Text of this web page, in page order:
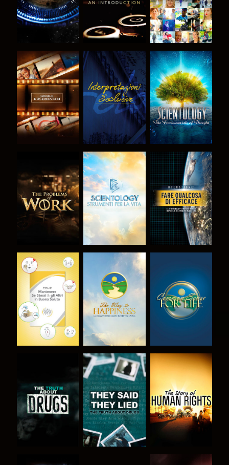
ESPLORA LE
GUARDA
ESPLORA LE
SERIE
ESPLORA LE
SERIE
ESPLORA LE
SERIE
GUARDA
GUARDA GUARDA GUARDA
GUARDA GUARDA GUARDA